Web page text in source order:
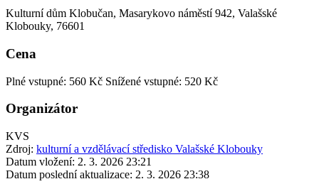
Kulturní dům Klobučan, Masarykovo náměstí 942, Valašské
Klobouky, 76601
Cena
Plné vstupné: 560 Kč Snížené vstupné: 520 Kč
Organizátor
KVS
Zdroj: kulturní a vzdělávací středisko Valašské Klobouky
Datum vložení: 2. 3. 2026 23:21
Datum poslední aktualizace: 2. 3. 2026 23:38